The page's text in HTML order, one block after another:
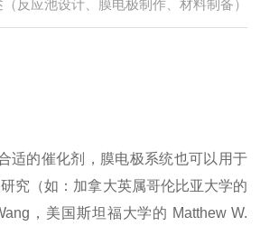
反应池设计、膜电极制作、材料制备）
适的催化剂，膜电极系统也可以用于
究（如：加拿大英属哥伦比亚大学的
，美国斯坦福大学的 Matthew W.